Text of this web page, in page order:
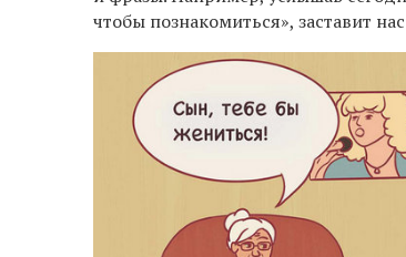
чтобы познакомиться», заставит